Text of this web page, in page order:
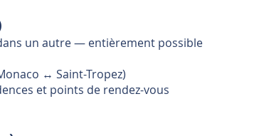
un autre — entièrement possible
↔ Saint-Tropez)
et points de rendez-vous